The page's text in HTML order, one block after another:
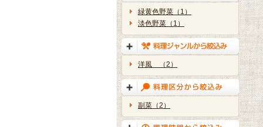
緑黄色野菜（1）
淡色野菜（1）
洋風 （2）
副菜（2）